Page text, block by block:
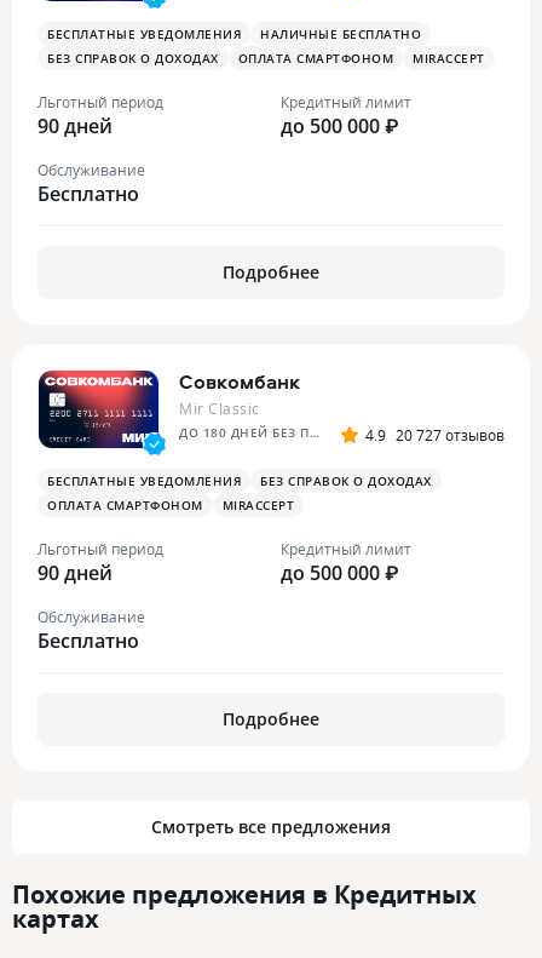
БЕСПЛАТНЫЕ УВЕДОМЛЕНИЯ
НАЛИЧНЫЕ БЕСПЛАТНО
БЕЗ СПРАВОК О ДОХОДАХ
ОПЛАТА СМАРТФОНОМ MIRACCEPT
Льготный период
90 дней
Кредитный лимит
до 500 000 ₽
Обслуживание
Бесплатно
Подробнее
Совкомбанк
Mir Classic
ДО 180 ДНЕЙ БЕЗ ПРОЦЕНТОВ ПЛЮС 4.9 20 727 отзывов
БЕСПЛАТНЫЕ УВЕДОМЛЕНИЯ
БЕЗ СПРАВОК О ДОХОДАХ
ОПЛАТА СМАРТФОНОМ
MIRACCEPT
Льготный период
90 дней
Кредитный лимит
до 500 000 ₽
Обслуживание
Бесплатно
Подробнее
Смотреть все предложения
Похожие предложения в Кредитных
картах